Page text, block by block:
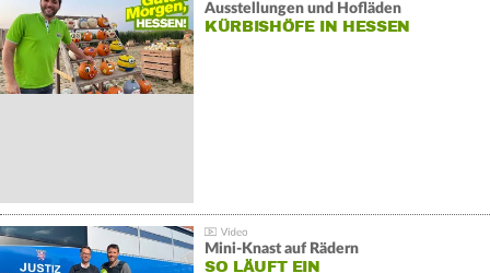
Ausstellungen und Hofläden
KÜRBISHÖFE IN HESSEN
Mini-Knast auf Rädern
SO LÄUFT EIN